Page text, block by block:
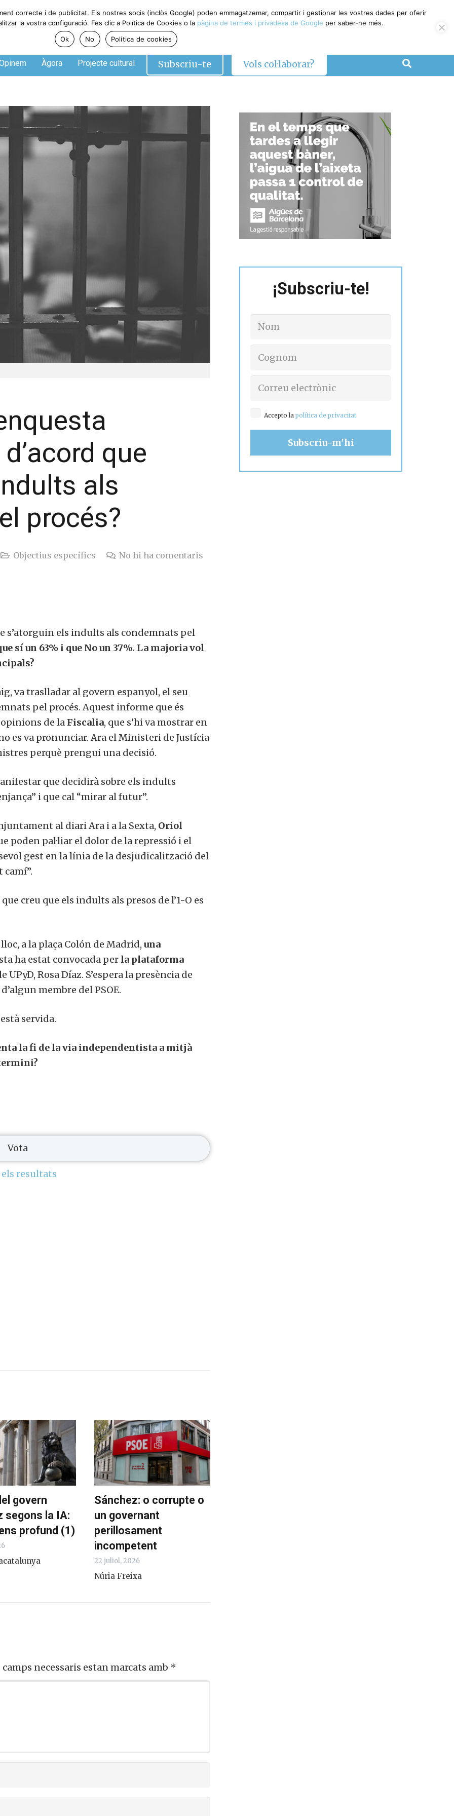
Àgora Projecte cultural Subscriu-te Vols col·laborar?
que
als
procés?
Objectius específics No hi ha comentaris
s’atorguin els indults als condemnats pel
sí un 63% i que No un 37%. La majoria vol
va traslladar al govern espanyol, el seu
pel procés. Aquest informe que és
de la Fiscalia, que s’hi va mostrar en
es va pronunciar. Ara el Ministeri de Justícia
perquè prengui una decisió.
que decidirà sobre els indults
i que cal “mirar al futur”.
al diari Ara i a la Sexta, Oriol
poden pal·liar el dolor de la repressió i el
gest en la línia de la desjudicalització del
creu que els indults als presos de l’1-O es
a la plaça Colón de Madrid, una
ha estat convocada per la plataforma
Rosa Díaz. S’espera la presència de
membre del PSOE.
servida.
la fi de la via independentista a mitjà
resultats
govern
segons la IA:
profund (1)
Sánchez: o corrupte o
un governant
perillosament
incompetent
22 juliol, 2026
Núria Freixa
camps necessaris estan marcats amb *
¡Subscriu-te!
Accepto lapolítica de privacitat
correcte i de publicitat. Els nostres socis (inclòs Google) poden emmagatzemar, compartir i gestionar les vostres dades per oferir
la vostra configuració. Fes clic a Política de Cookies o la pàgina de termes i privadesa de Google per saber-ne més.
Ok
No Política de cookies